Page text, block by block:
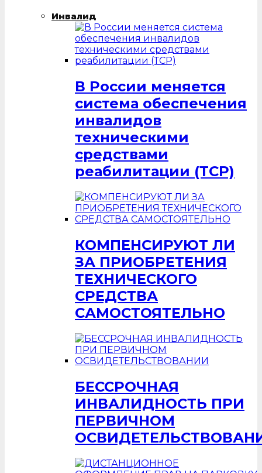
Инвалид
В России меняется
система обеспечения
инвалидов
техническими
средствами
реабилитации (ТСР)
КОМПЕНСИРУЮТ ЛИ
ЗА ПРИОБРЕТЕНИЯ
ТЕХНИЧЕСКОГО
СРЕДСТВА
САМОСТОЯТЕЛЬНО
БЕССРОЧНАЯ
ИНВАЛИДНОСТЬ ПРИ
ПЕРВИЧНОМ